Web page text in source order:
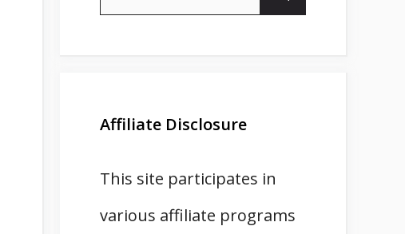
Affiliate Disclosure
This site participates in
various affiliate programs